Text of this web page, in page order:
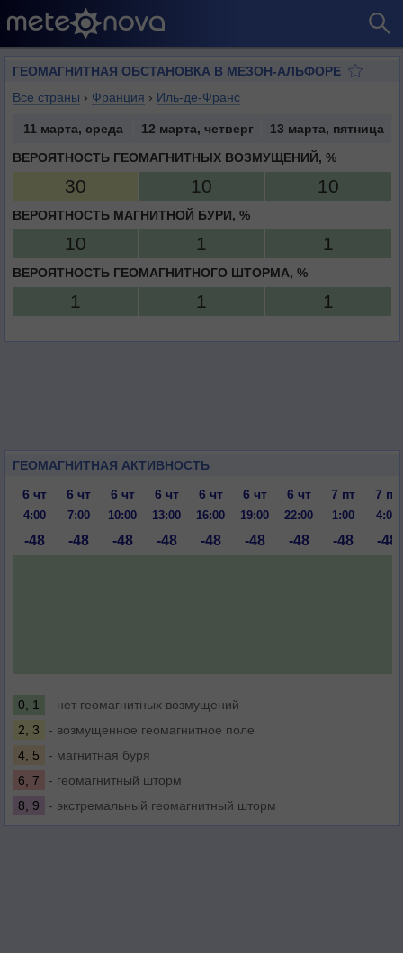
ГЕОМАГНИТНАЯ ОБСТАНОВКА В МЕЗОН-АЛЬФОРЕ
Все страны › Франция › Иль-де-Франс
11 марта, среда 12 марта, четверг
13 марта, пятница
ВЕРОЯТНОСТЬ ГЕОМАГНИТНЫХ ВОЗМУЩЕНИЙ, %
30 10 10
ВЕРОЯТНОСТЬ МАГНИТНОЙ БУРИ, %
10 1 1
ВЕРОЯТНОСТЬ ГЕОМАГНИТНОГО ШТОРМА, %
1 1 1
ГЕОМАГНИТНАЯ АКТИВНОСТЬ
6 чт
6 чт 6 чт 6 чт 6 чт 6 чт 6 чт 7 пт 7 пт
4:00 7:00 10:00 13:00 16:00 19:00 22:00 1:00 4:00
-48 -48 -48 -48 -48 -48 -48 -48 -48
0, 1
- нет геомагнитных возмущений
2, 3
- возмущенное геомагнитное поле
4, 5
- магнитная буря
6, 7
- геомагнитный шторм
8, 9
- экстремальный геомагнитный шторм